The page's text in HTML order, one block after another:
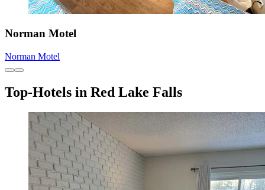
Norman Motel
Norman Motel
Top-Hotels in Red Lake Falls